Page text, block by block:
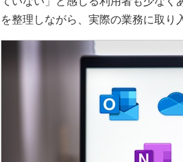
を整理しながら、実際の業務に取り